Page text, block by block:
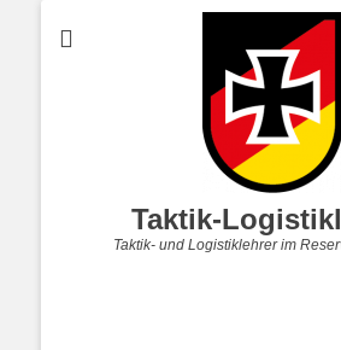
Taktik-
Taktik- und Logistiklehrer im